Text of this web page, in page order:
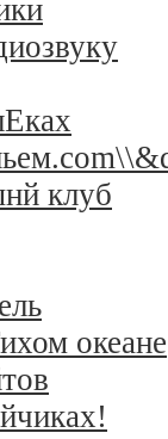
клуб
океане